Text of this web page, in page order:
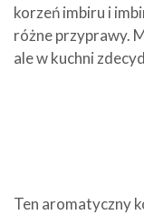
korzeń imbiru i
różne przyprawy.
ale w kuchni
Ten aromatyczny